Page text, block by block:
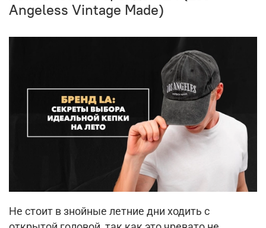
Angeless Vintage Made)
Не стоит в знойные летние дни ходить с